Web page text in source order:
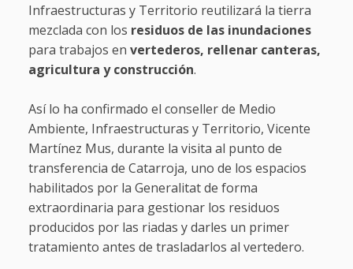
Infraestructuras y Territorio reutilizará la tierra
mezclada con los residuos de las inundaciones
para trabajos en vertederos, rellenar canteras,
agricultura y construcción.
Así lo ha confirmado el conseller de Medio
Ambiente, Infraestructuras y Territorio, Vicente
Martínez Mus, durante la visita al punto de
transferencia de Catarroja, uno de los espacios
habilitados por la Generalitat de forma
extraordinaria para gestionar los residuos
producidos por las riadas y darles un primer
tratamiento antes de trasladarlos al vertedero.